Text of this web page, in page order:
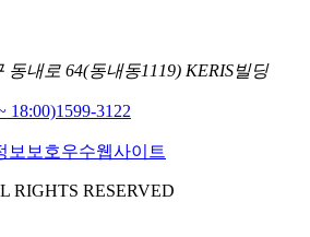
동내로 64(동내동1119) KERIS빌딩
18:00)1599-3122
RIGHTS RESERVED